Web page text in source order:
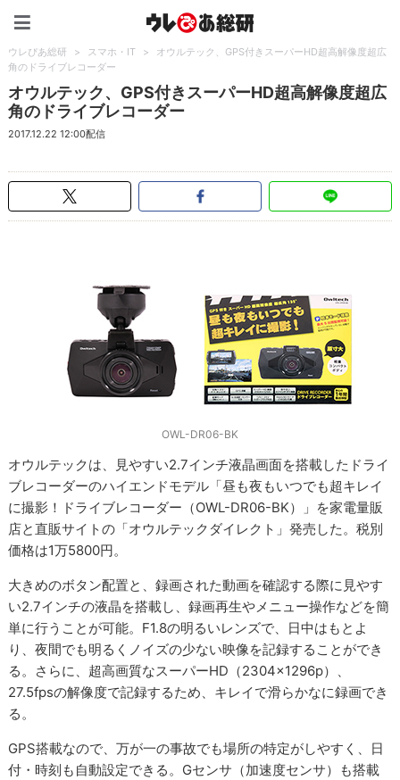
ウレぴあ総研 > スマホ・IT >
オウルテック、GPS付きスーパーHD超高解像度超広
角のドライブレコーダー
オウルテック、GPS付きスーパーHD超高解像度超広
角のドライブレコーダー
2017.12.22 12:00配信
OWL-DR06-BK
オウルテックは、見やすい2.7インチ液晶画面を搭載したドライ
ブレコーダーのハイエンドモデル「昼も夜もいつでも超キレイ
に撮影！ドライブレコーダー（OWL-DR06-BK）」を家電量販
店と直販サイトの「オウルテックダイレクト」発売した。税別
価格は1万5800円。
大きめのボタン配置と、録画された動画を確認する際に見やす
い2.7インチの液晶を搭載し、録画再生やメニュー操作などを簡
単に行うことが可能。F1.8の明るいレンズで、日中はもとよ
り、夜間でも明るくノイズの少ない映像を記録することができ
る。さらに、超高画質なスーパーHD（2304×1296p）、
27.5fpsの解像度で記録するため、キレイで滑らかなに録画でき
る。
GPS搭載なので、万が一の事故でも場所の特定がしやすく、日
付・時刻も自動設定できる。Gセンサ（加速度センサ）も搭載